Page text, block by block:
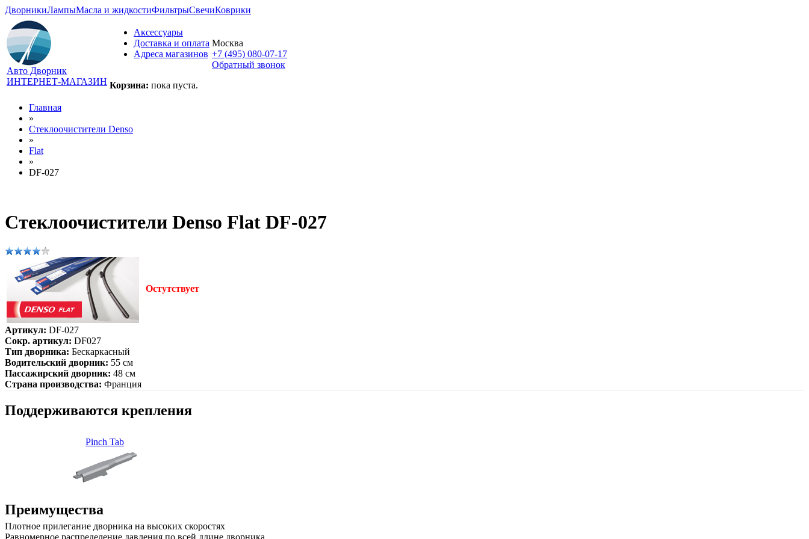
ДворникиЛампыМасла и жидкостиФильтрыСвечиКоврики
Авто Дворник
ИНТЕРНЕТ-МАГАЗИН
Аксессуары
Доставка и оплата
Адреса магазинов
Корзина: пока пуста.
Москва
+7 (495) 080-07-17
Обратный звонок
Главная
»
Стеклоочистители Denso
»
Flat
»
DF-027
Стеклоочистители Denso Flat DF-027
Остутствует
Артикул: DF-027
Сокр. артикул: DF027
Тип дворника: Бескаркасный
Водительский дворник: 55 см
Пассажирский дворник: 48 см
Страна производства: Франция
Поддерживаются крепления
Pinch Tab
Преимущества
Плотное прилегание дворника на высоких скоростях
Равномерное распределение давления по всей длине дворника